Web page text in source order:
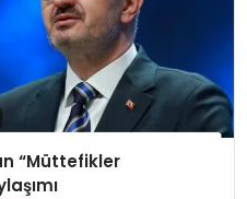
“Müttefikler